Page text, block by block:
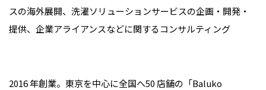
スの海外展開、洗濯ソリューションサービスの企画・開発・
提供、企業アライアンスなどに関するコンサルティング
2016 年創業。東京を中心に全国へ50 店舗の「Baluko